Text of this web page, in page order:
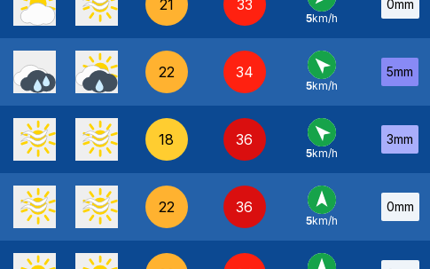
21 33
NE
5km/h
0mm
22 34
SE -
5km/h
5mm
18 36
SE -
5km/h
3mm
22 36
S -
5km/h
0mm